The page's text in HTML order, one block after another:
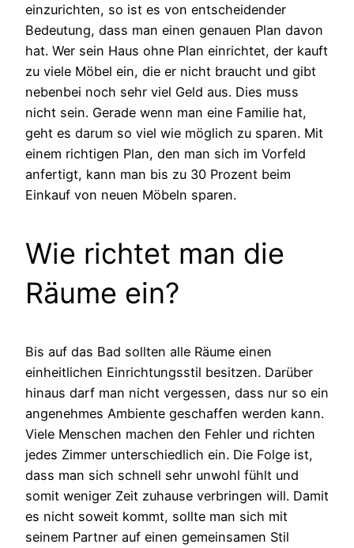
einzurichten, so ist es von entscheidender
Bedeutung, dass man einen genauen Plan davon
hat. Wer sein Haus ohne Plan einrichtet, der kauft
zu viele Möbel ein, die er nicht braucht und gibt
nebenbei noch sehr viel Geld aus. Dies muss
nicht sein. Gerade wenn man eine Familie hat,
geht es darum so viel wie möglich zu sparen. Mit
einem richtigen Plan, den man sich im Vorfeld
anfertigt, kann man bis zu 30 Prozent beim
Einkauf von neuen Möbeln sparen.
Wie richtet man die
Räume ein?
Bis auf das Bad sollten alle Räume einen
einheitlichen Einrichtungsstil besitzen. Darüber
hinaus darf man nicht vergessen, dass nur so ein
angenehmes Ambiente geschaffen werden kann.
Viele Menschen machen den Fehler und richten
jedes Zimmer unterschiedlich ein. Die Folge ist,
dass man sich schnell sehr unwohl fühlt und
somit weniger Zeit zuhause verbringen will. Damit
es nicht soweit kommt, sollte man sich mit
seinem Partner auf einen gemeinsamen Stil